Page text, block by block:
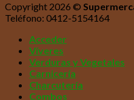
Copyright 2026 ©
Teléfono: 0412-5154164
Acceder
Víveres
Verduras y Vegetales
Carnicería
Charcutería
Combos